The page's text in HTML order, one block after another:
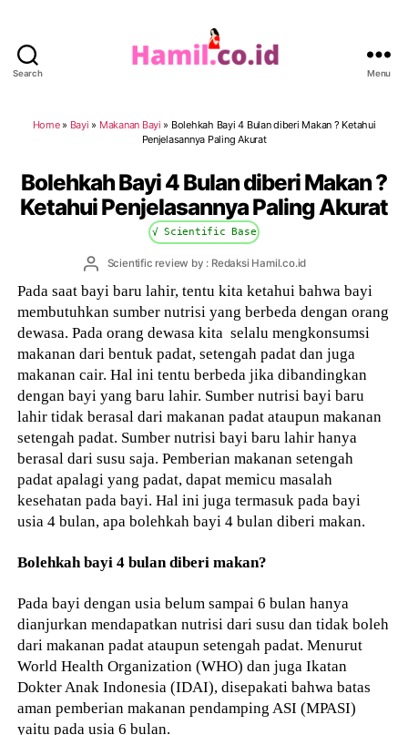
Search Menu
Home» Bayi » Makanan Bayi » Bolehkah Bayi 4 Bulan diberi Makan ? Ketahui
Penjelasannya Paling Akurat
Bolehkah Bayi 4 Bulan diberi Makan ?
Ketahui Penjelasannya Paling Akurat
√ Scientific Base
PostScientific review by : Redaksi Hamil.co.id
Pada saat bayi baru lahir, tentu kita ketahui bahwa bayi
membutuhkan sumber nutrisi yang berbeda dengan orang
dewasa. Pada orang dewasa kita selalu mengkonsumsi
makanan dari bentuk padat, setengah padat dan juga
makanan cair. Hal ini tentu berbeda jika dibandingkan
dengan bayi yang baru lahir. Sumber nutrisi bayi baru
lahir tidak berasal dari makanan padat ataupun makanan
setengah padat. Sumber nutrisi bayi baru lahir hanya
berasal dari susu saja. Pemberian makanan setengah
padat apalagi yang padat, dapat memicu masalah
kesehatan pada bayi. Hal ini juga termasuk pada bayi
usia 4 bulan, apa bolehkah bayi 4 bulan diberi makan.
Bolehkah bayi 4 bulan diberi makan?
Pada bayi dengan usia belum sampai 6 bulan hanya
dianjurkan mendapatkan nutrisi dari susu dan tidak boleh
dari makanan padat ataupun setengah padat. Menurut
World Health Organization (WHO) dan juga Ikatan
Dokter Anak Indonesia (IDAI), disepakati bahwa batas
aman pemberian makanan pendamping ASI (MPASI)
yaitu pada usia 6 bulan.